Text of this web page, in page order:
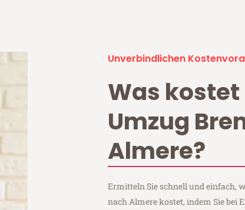
Unverbindlichen
Was kostet
Umzug
Almere?
Ermitteln Sie schnell und einfach,
nach Almere kostet, indem Sie bei